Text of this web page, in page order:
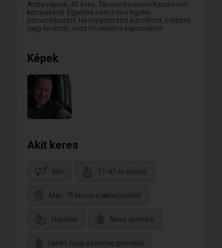
Attila vagyok, 45 éves. Társam keresem Kecskemét
környékéről. Egyelőre nem írtam egyéni
bemutatkozást. Ha megtetszett a profilom, s többre
vagy kíváncsi, vedd fel velem a kapcsolatot!
Képek
Akit keres
Nőt 31-47 év között
Max. 75 km-re a lakhelyemtől
Hajadon Nincs gyereke
Lehet, hogy szeretne gyereket